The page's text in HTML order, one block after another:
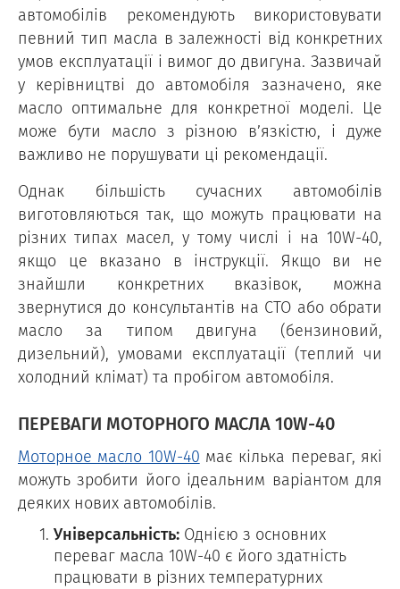
автомобілів рекомендують використовувати
певний тип масла в залежності від конкретних
умов експлуатації і вимог до двигуна. Зазвичай
у керівництві до автомобіля зазначено, яке
масло оптимальне для конкретної моделі. Це
може бути масло з різною в’язкістю, і дуже
важливо не порушувати ці рекомендації.
Однак більшість сучасних автомобілів
виготовляються так, що можуть працювати на
різних типах масел, у тому числі і на 10W-40,
якщо це вказано в інструкції. Якщо ви не
знайшли конкретних вказівок, можна
звернутися до консультантів на СТО або обрати
масло за типом двигуна (бензиновий,
дизельний), умовами експлуатації (теплий чи
холодний клімат) та пробігом автомобіля.
ПЕРЕВАГИ МОТОРНОГО МАСЛА 10W-40
Моторное масло 10W-40 має кілька переваг, які
можуть зробити його ідеальним варіантом для
деяких нових автомобілів.
Універсальність: Однією з основних
переваг масла 10W-40 є його здатність
працювати в різних температурних